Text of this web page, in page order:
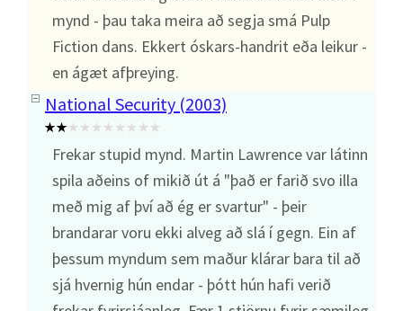
mynd - þau taka meira að segja smá Pulp
Fiction dans. Ekkert óskars-handrit eða leikur -
en ágæt afþreying.
National Security (2003)
Frekar stupid mynd. Martin Lawrence var látinn
spila aðeins of mikið út á "það er farið svo illa
með mig af því að ég er svartur" - þeir
brandarar voru ekki alveg að slá í gegn. Ein af
þessum myndum sem maður klárar bara til að
sjá hvernig hún endar - þótt hún hafi verið